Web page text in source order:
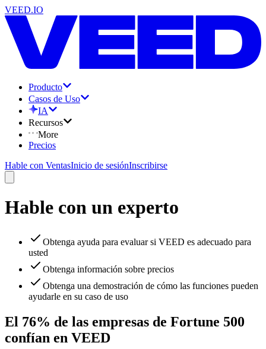
VEED.IO
Producto
Casos de Uso
IA
Recursos
More
Precios
Hable con VentasInicio de sesiónInscribirse
Hable con un experto
Obtenga ayuda para evaluar si VEED es adecuado para
usted
Obtenga información sobre precios
Obtenga una demostración de cómo las funciones pueden
ayudarle en su caso de uso
El 76% de las empresas de Fortune 500
confían en VEED